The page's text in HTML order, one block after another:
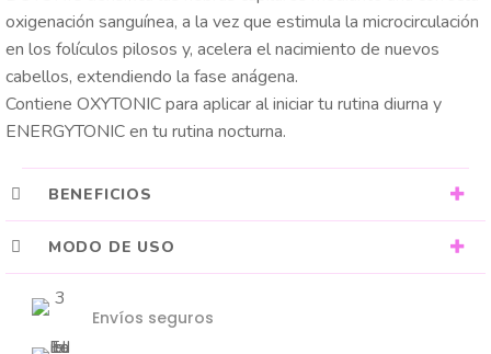
oxigenación sanguínea, a la vez que estimula la microcirculación
en los folículos pilosos y, acelera el nacimiento de nuevos
cabellos, extendiendo la fase anágena.
Contiene OXYTONIC para aplicar al iniciar tu rutina diurna y
ENERGYTONIC en tu rutina nocturna.
BENEFICIOS
MODO DE USO
Envíos seguros